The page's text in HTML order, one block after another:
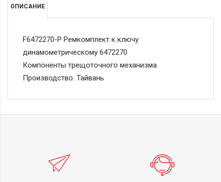
ОПИСАНИЕ
F6472270-P Ремкомплект к ключу
динамометрическому 6472270
Компоненты трещоточного механизма
Производство: Тайвань